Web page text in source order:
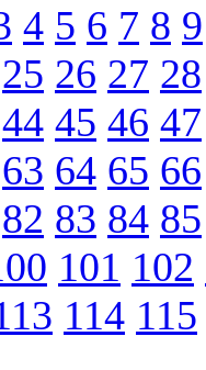
4 5 6 7 8 9
25 26 27 28
44 45 46 47
63 64 65 66
82 83 84 85
101 102
114 115